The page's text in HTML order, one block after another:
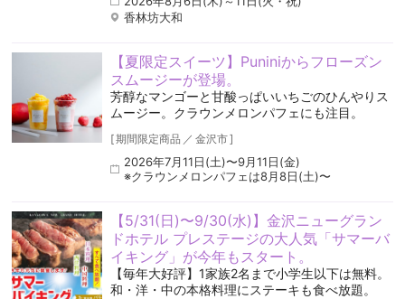
香林坊大和
【夏限定スイーツ】Puniniからフローズン
スムージーが登場。
芳醇なマンゴーと甘酸っぱいいちごのひんやりス
ムージー。クラウンメロンパフェにも注目。
[期間限定商品 ／ 金沢市]
2026年7月11日(土)〜9月11日(金)
※クラウンメロンパフェは8月8日(土)〜
【5/31(日)〜9/30(水)】金沢ニューグラン
ドホテル プレステージの大人気「サマーバ
イキング」が今年もスタート。
【毎年大好評】1家族2名まで小学生以下は無料。
和・洋・中の本格料理にステーキも食べ放題。